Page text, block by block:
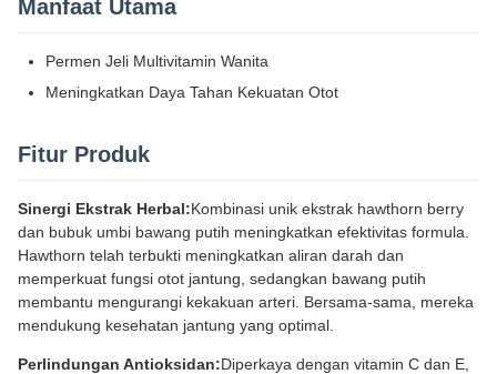
Manfaat Utama
Permen Jeli Multivitamin Wanita
Meningkatkan Daya Tahan Kekuatan Otot
Fitur Produk
Sinergi Ekstrak Herbal:Kombinasi unik ekstrak hawthorn berry
dan bubuk umbi bawang putih meningkatkan efektivitas formula.
Hawthorn telah terbukti meningkatkan aliran darah dan
memperkuat fungsi otot jantung, sedangkan bawang putih
membantu mengurangi kekakuan arteri. Bersama-sama, mereka
mendukung kesehatan jantung yang optimal.
Perlindungan Antioksidan:Diperkaya dengan vitamin C dan E,